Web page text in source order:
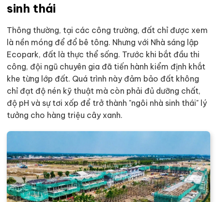
sinh thái
Thông thường, tại các công trường, đất chỉ được xem
là nền móng để đổ bê tông. Nhưng với Nhà sáng lập
Ecopark, đất là thực thể sống. Trước khi bắt đầu thi
công, đội ngũ chuyên gia đã tiến hành kiểm định khắt
khe từng lớp đất. Quá trình này đảm bảo đất không
chỉ đạt độ nén kỹ thuật mà còn phải đủ dưỡng chất,
độ pH và sự tơi xốp để trở thành "ngôi nhà sinh thái" lý
tưởng cho hàng triệu cây xanh.